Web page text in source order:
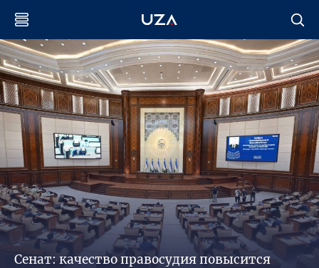
Сенат: качество правосудия повысится